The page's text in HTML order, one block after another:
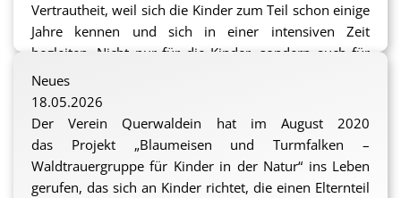
Vertrautheit, weil sich die Kinder zum Teil schon einige
Jahre kennen und sich in einer intensiven Zeit
begleiten. Nicht nur für die Kinder, sondern auch für
ihre Familien ist die Waldtrauergruppe eine große
Unterstützung im Trauerprozess.
Die ProFiliis-Stiftung hat auch für den Zeitraum des
Schuljahres 2025/26 finanzielle Unterstützung
zugesagt und stellt Querwaldein mit 2.500,- Euro die
Neues
18.05.2026
Der Verein Querwaldein hat im August 2020
das Projekt „Blaumeisen und Turmfalken –
Waldtrauergruppe für Kinder in der Natur“ ins Leben
gerufen, das sich an Kinder richtet, die einen Elternteil